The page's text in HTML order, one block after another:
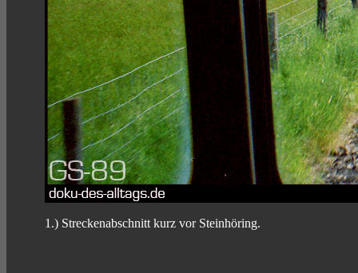
1.) Streckenabschnitt kurz vor Steinhöring.